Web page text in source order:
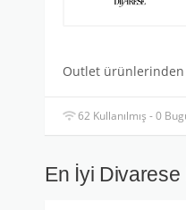
Outlet ürünlerinden
62 Kullanılmış - 0
En İyi Divarese